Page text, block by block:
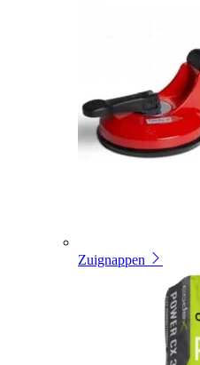
Zuignappen